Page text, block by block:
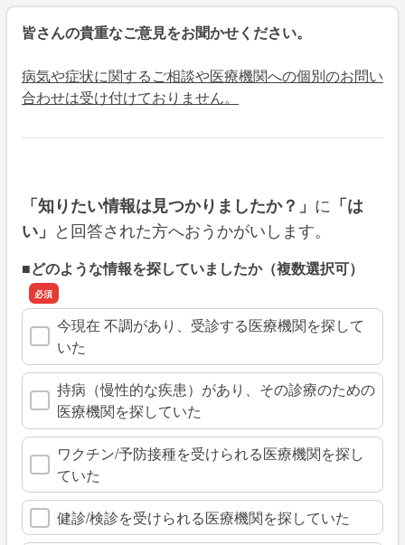
皆さんの貴重なご意見をお聞かせください。
病気や症状に関するご相談や医療機関への個別のお問い
合わせは受け付けておりません。
「知りたい情報は見つかりましたか？」 に 「は
い」 と回答された方へおうかがいします。
■どのような情報を探していましたか（複数選択可）
今現在 不調があり、受診する医療機関を探して
いた
持病（慢性的な疾患）があり、その診療のための
医療機関を探していた
ワクチン/予防接種を受けられる医療機関を探し
ていた
健診/検診を受けられる医療機関を探していた